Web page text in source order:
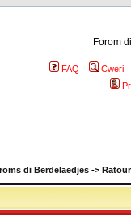
Forom
FAQ
Cweri
di Berdelaedjes ->